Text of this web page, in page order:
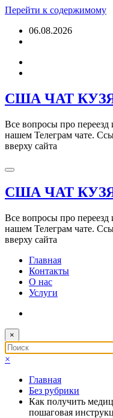
Перейти к содержимому
06.08.2026
США ЧАТ
Все вопросы про
нашем Телеграм чате.
вверху сайта
США ЧАТ
Все вопросы про
нашем Телеграм чате.
вверху сайта
Главная
Контакты
О нас
Услуги
×
×
Главная
Без рубрики
Как получить
пошаговая